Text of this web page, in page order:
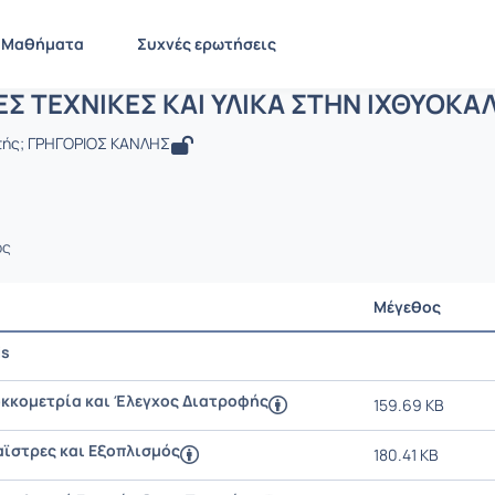
Μαθήματα Συχνές ερωτήσεις
ΣΥΓΧΡΟΝΕΣ ΤΕΧΝΙΚΕΣ ΚΑΙ ΥΛΙΚΑ ΣΤΗΝ ΙΧΘΥΟΚΑΛΛΙΕΡΓΕ...
ΤΕΧΝΙΚΕΣ ΚΑΙ ΥΛΙΚΑ ΣΤΗΝ
ΤΕΧΝΙΚΕΣ ΚΑΙ ΥΛΙΚΑ ΣΤΗΝ
ΓΡΗΓΟΡΙΟΣ ΚΑΝΛΗΣ
Μέγεθος
και Έλεγχος Διατροφής 159.69 KB
και Εξοπλισμός 180.41 KB